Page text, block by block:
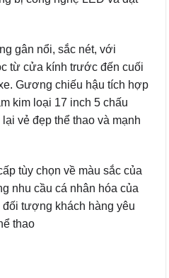
gân nổi, sắc nét, với
từ cửa kính trước đến cuối
Gương chiếu hậu tích hợp
kim loại 17 inch 5 chấu
vẻ đẹp thể thao và mạnh
tùy chọn về màu sắc của
nhu cầu cá nhân hóa của
tượng khách hàng yêu
thao